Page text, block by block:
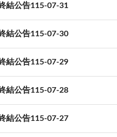
結公告115-07-31
結公告115-07-30
結公告115-07-29
結公告115-07-28
結公告115-07-27